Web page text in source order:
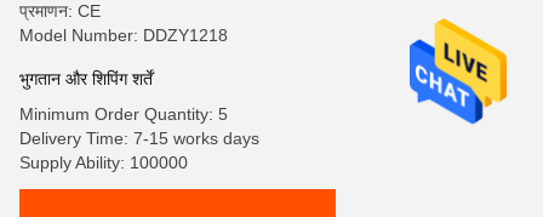
प्रमाणन: CE
Model Number: DDZY1218
भुगतान और शिपिंग शर्तें
Minimum Order Quantity: 5
Delivery Time: 7-15 works days
Supply Ability: 100000